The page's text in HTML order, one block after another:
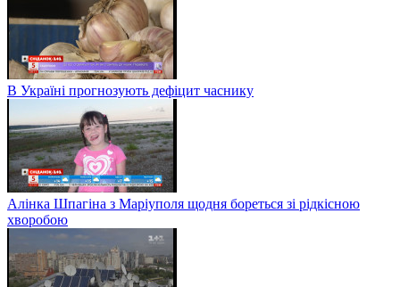
В Україні прогнозують дефіцит часнику
Алінка Шпагіна з Маріуполя щодня бореться зі рідкісною
хворобою